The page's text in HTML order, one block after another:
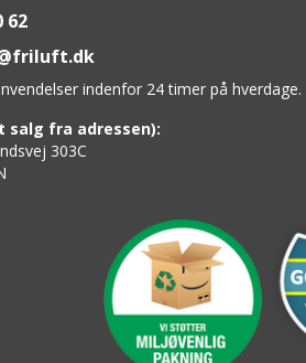
62
indenfor 24 timer på hverdage.
salg fra adressen):
303C